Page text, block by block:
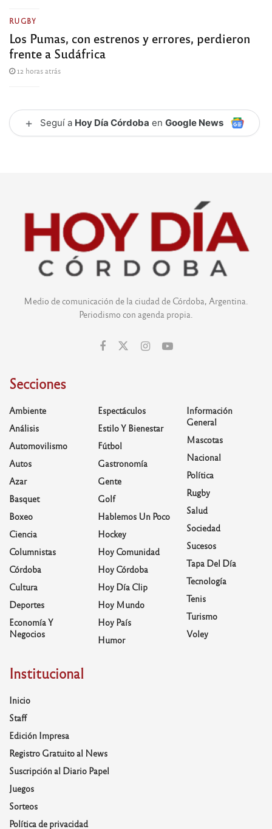
RUGBY
Los Pumas, con estrenos y errores, perdieron
frente a Sudáfrica
12 horas atrás
+ Seguí a Hoy Día Córdoba en Google News
Medio de comunicación de la ciudad de Córdoba, Argentina.
Periodismo con agenda propia.
Secciones
Ambiente
Análisis
Automovilismo
Autos
Azar
Basquet
Boxeo
Ciencia
Columnistas
Córdoba
Cultura
Deportes
Economía Y
Negocios
Espectáculos
Estilo Y Bienestar
Fútbol
Gastronomía
Gente
Golf
Hablemos Un Poco
Hockey
Hoy Comunidad
Hoy Córdoba
Hoy Día Clip
Hoy Mundo
Hoy País
Humor
Información
General
Mascotas
Nacional
Política
Rugby
Salud
Sociedad
Sucesos
Tapa Del Día
Tecnología
Tenis
Turismo
Voley
Institucional
Inicio
Staff
Edición Impresa
Registro Gratuito al News
Suscripción al Diario Papel
Juegos
Sorteos
Política de privacidad